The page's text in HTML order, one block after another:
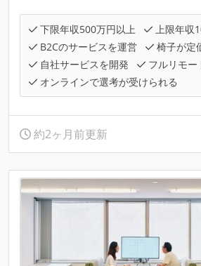
下限年収500万円以上
上限年収
B2Cのサービスを運営
椅子が定
自社サービスを開発
フルリモー
オンラインで選考が受けられる
約2ヶ月前更新